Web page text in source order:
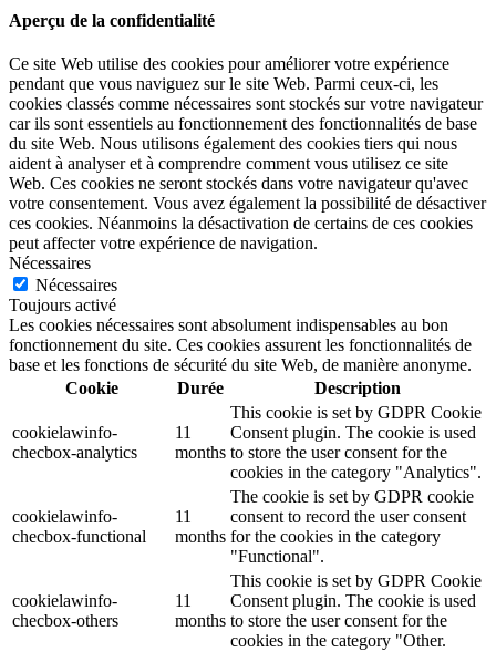
Aperçu de la confidentialité
Ce site Web utilise des cookies pour améliorer votre expérience
pendant que vous naviguez sur le site Web. Parmi ceux-ci, les
cookies classés comme nécessaires sont stockés sur votre navigateur
car ils sont essentiels au fonctionnement des fonctionnalités de base
du site Web. Nous utilisons également des cookies tiers qui nous
aident à analyser et à comprendre comment vous utilisez ce site
Web. Ces cookies ne seront stockés dans votre navigateur qu'avec
votre consentement. Vous avez également la possibilité de désactiver
ces cookies. Néanmoins la désactivation de certains de ces cookies
peut affecter votre expérience de navigation.
Nécessaires
Nécessaires
Toujours activé
Les cookies nécessaires sont absolument indispensables au bon
fonctionnement du site. Ces cookies assurent les fonctionnalités de
base et les fonctions de sécurité du site Web, de manière anonyme.
Cookie
Durée Description
cookielawinfo-
checbox-analytics
11
months
This cookie is set by GDPR Cookie
Consent plugin. The cookie is used
to store the user consent for the
cookies in the category "Analytics".
cookielawinfo-
checbox-functional
11
months
The cookie is set by GDPR cookie
consent to record the user consent
for the cookies in the category
"Functional".
cookielawinfo-
checbox-others
11
months
This cookie is set by GDPR Cookie
Consent plugin. The cookie is used
to store the user consent for the
cookies in the category "Other.